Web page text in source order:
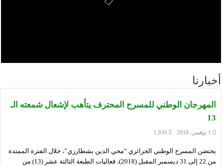
أخبارنا
المهرجان الوطني للمسرح المحترف يتأهب لإشعال شمعته الـ
13
1 نوفمبر، 2018 1,930
يحتضن المسرح الوطني الجزائري “محي الدين بشطارزي”، خلال الفترة الممتدة
من 22 إلى 31 ديسمبر المقبل (2018)، فعاليات الطبعة الثالثة عشر (13) من